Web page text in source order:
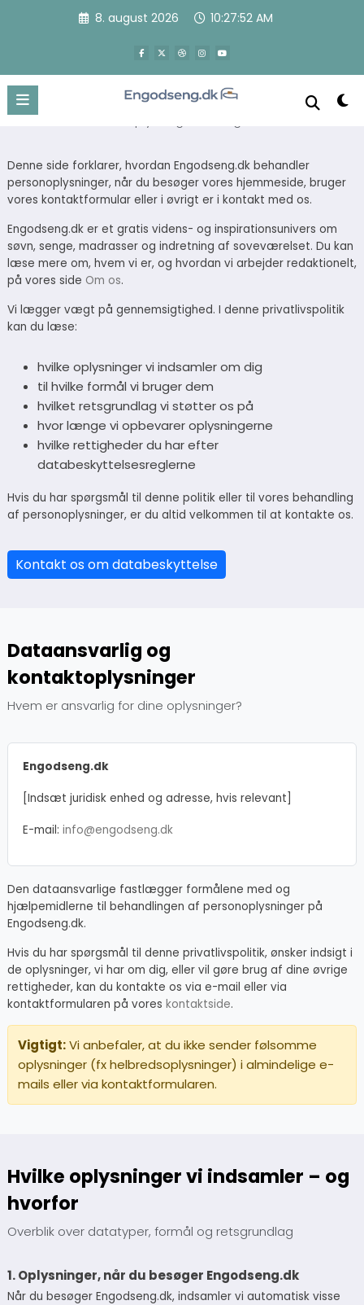
8. august 2026 10:27:53 AM
Privatlivspolitik for
Engodseng.dk
Sådan behandler vi oplysninger om dig
Denne side forklarer, hvordan Engodseng.dk behandler
personoplysninger, når du besøger vores hjemmeside, bruger
vores kontaktformular eller i øvrigt er i kontakt med os.
Engodseng.dk er et gratis videns- og inspirationsunivers om
søvn, senge, madrasser og indretning af soveværelset. Du kan
læse mere om, hvem vi er, og hvordan vi arbejder redaktionelt,
på vores side Om os.
Vi lægger vægt på gennemsigtighed. I denne privatlivspolitik
kan du læse:
hvilke oplysninger vi indsamler om dig
til hvilke formål vi bruger dem
hvilket retsgrundlag vi støtter os på
hvor længe vi opbevarer oplysningerne
hvilke rettigheder du har efter
databeskyttelsesreglerne
Hvis du har spørgsmål til denne politik eller til vores behandling
af personoplysninger, er du altid velkommen til at kontakte os.
Kontakt os om databeskyttelse
Dataansvarlig og
kontaktoplysninger
Hvem er ansvarlig for dine oplysninger?
Engodseng.dk
[Indsæt juridisk enhed og adresse, hvis relevant]
E-mail: info@engodseng.dk
Den dataansvarlige fastlægger formålene med og
hjælpemidlerne til behandlingen af personoplysninger på
Engodseng.dk.
Hvis du har spørgsmål til denne privatlivspolitik, ønsker indsigt i
de oplysninger, vi har om dig, eller vil gøre brug af dine øvrige
rettigheder, kan du kontakte os via e-mail eller via
kontaktformularen på vores kontaktside.
Vigtigt:Vi anbefaler, at du ikke sender følsomme
oplysninger (fx helbredsoplysninger) i almindelige e-
mails eller via kontaktformularen.
Hvilke oplysninger vi indsamler – og
hvorfor
Overblik over datatyper, formål og retsgrundlag
1. Oplysninger, når du besøger Engodseng.dk
Når du besøger Engodseng.dk, indsamler vi automatisk visse